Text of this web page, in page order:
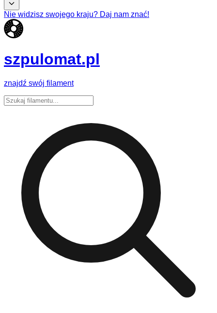
Nie widzisz swojego kraju? Daj nam znać!
szpulomat.pl
znajdź swój filament